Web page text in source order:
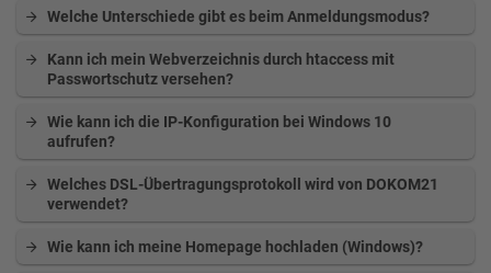
Welche Unterschiede gibt es beim Anmeldungsmodus?
Kann ich mein Webverzeichnis durch htaccess mit
Passwortschutz versehen?
Wie kann ich die IP-Konfiguration bei Windows 10
aufrufen?
Welches DSL-Übertragungsprotokoll wird von DOKOM21
verwendet?
Wie kann ich meine Homepage hochladen (Windows)?